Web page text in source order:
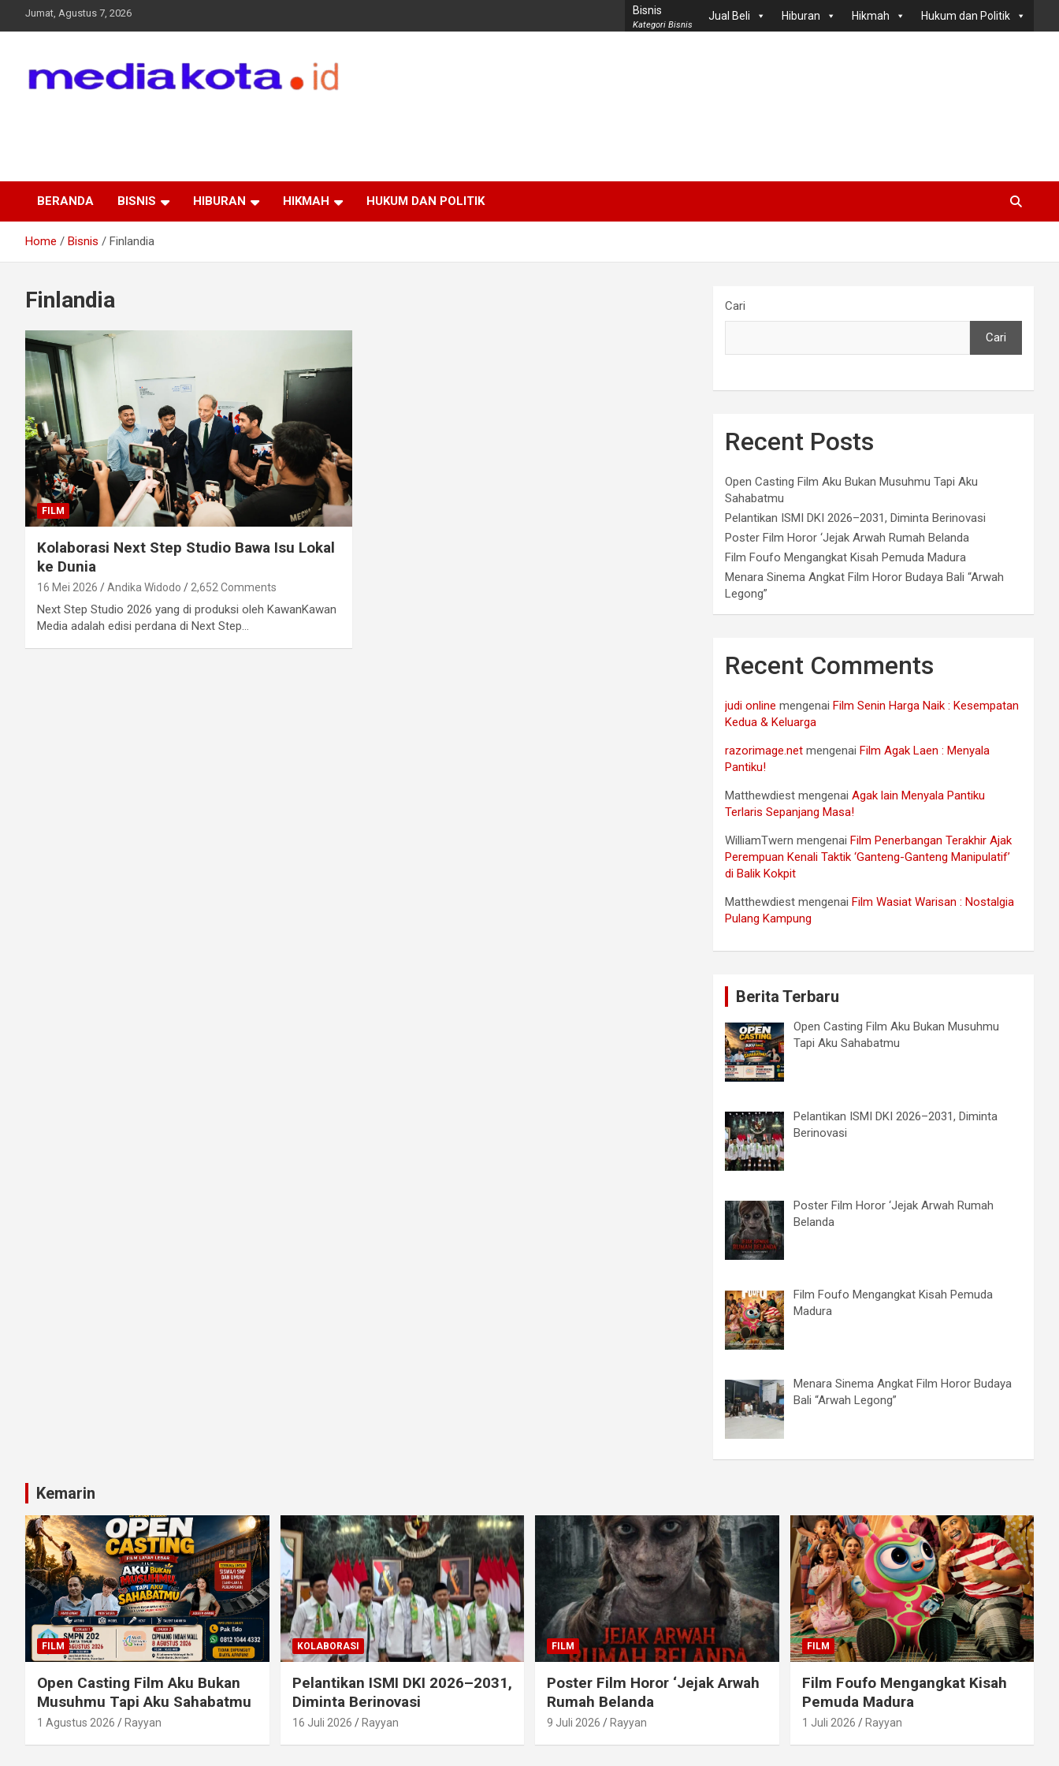
Jumat, Agustus 7, 2026 Bisnis
Kategori Bisnis
Jual Beli Hiburan Hikmah Hukum dan Politik
BERANDA BISNIS HIBURAN HIKMAH HUKUM DAN POLITIK
Home Bisnis Finlandia
Finlandia
FILM
Kolaborasi Next Step Studio Bawa Isu Lokal
ke Dunia
16 Mei 2026 Andika Widodo 2,652 Comments
Next Step Studio 2026 yang di produksi oleh KawanKawan
Media adalah edisi perdana di Next Step…
Cari
Cari
Recent Posts
Open Casting Film Aku Bukan Musuhmu Tapi Aku
Sahabatmu
Pelantikan ISMI DKI 2026–2031, Diminta Berinovasi
Poster Film Horor ‘Jejak Arwah Rumah Belanda
Film Foufo Mengangkat Kisah Pemuda Madura
Menara Sinema Angkat Film Horor Budaya Bali “Arwah
Legong”
Recent Comments
judi online mengenai Film Senin Harga Naik : Kesempatan
Kedua & Keluarga
razorimage.net mengenai Film Agak Laen : Menyala
Pantiku!
Matthewdiest mengenaiAgak lain Menyala Pantiku
Terlaris Sepanjang Masa!
WilliamTwern mengenai Film Penerbangan Terakhir Ajak
Perempuan Kenali Taktik ‘Ganteng-Ganteng Manipulatif’
di Balik Kokpit
Matthewdiest mengenai Film Wasiat Warisan : Nostalgia
Pulang Kampung
Berita Terbaru
Open Casting Film Aku Bukan Musuhmu
Tapi Aku Sahabatmu
Pelantikan ISMI DKI 2026–2031, Diminta
Berinovasi
Poster Film Horor ‘Jejak Arwah Rumah
Belanda
Film Foufo Mengangkat Kisah Pemuda
Madura
Menara Sinema Angkat Film Horor Budaya
Bali “Arwah Legong”
Kemarin
FILM
Open Casting Film Aku Bukan
Musuhmu Tapi Aku Sahabatmu
1 Agustus 2026 Rayyan
KOLABORASI
Pelantikan ISMI DKI 2026–2031,
Diminta Berinovasi
16 Juli 2026 Rayyan
FILM
Poster Film Horor ‘Jejak Arwah
Rumah Belanda
9 Juli 2026 Rayyan
FILM
Film Foufo Mengangkat Kisah
Pemuda Madura
1 Juli 2026 Rayyan